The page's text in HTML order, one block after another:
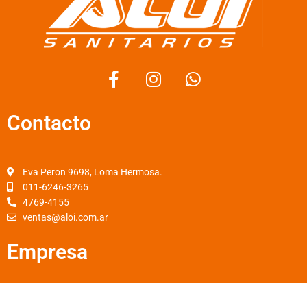
F
a
o
I
n
r
W
h
Contacto
Eva Peron 9698, Loma Hermosa.
011-6246-3265
4769-4155
ventas@aloi.com.ar
Empresa